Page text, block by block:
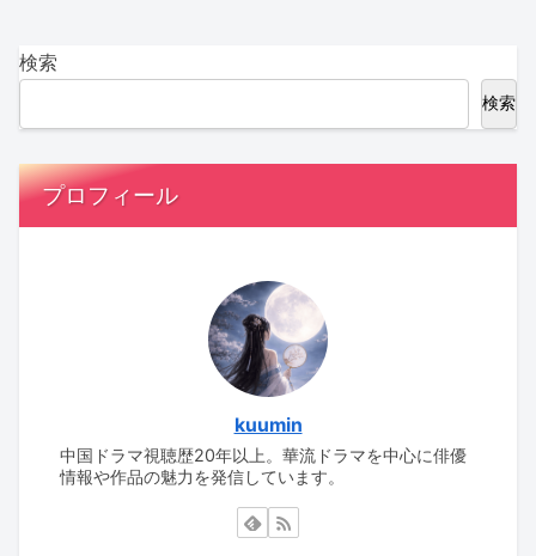
検索
検索
プロフィール
kuumin
中国ドラマ視聴歴20年以上。華流ドラマを中心に俳優
情報や作品の魅力を発信しています。